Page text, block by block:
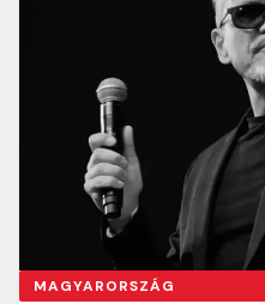
MAGYARORSZÁG